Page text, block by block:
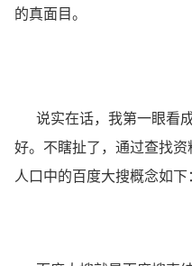
的真面目。
说实在话，我第一眼看成
好。不瞎扯了，通过查找
人口中的百度大搜概念如下